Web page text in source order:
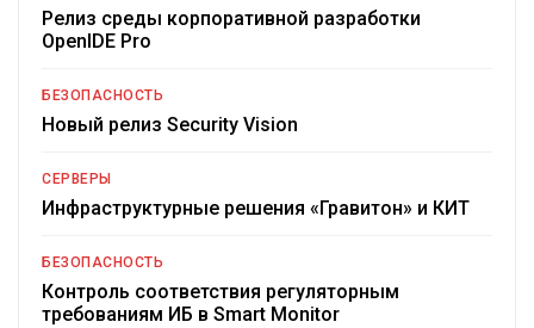
Релиз среды корпоративной разработки
OpenIDE Pro
БЕЗОПАСНОСТЬ
Новый релиз Security Vision
СЕРВЕРЫ
Инфраструктурные решения «Гравитон» и КИТ
БЕЗОПАСНОСТЬ
Контроль соответствия регуляторным
требованиям ИБ в Smart Monitor